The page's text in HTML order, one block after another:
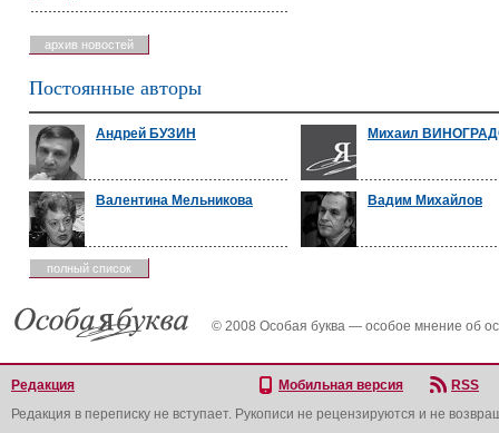
архив новостей
Постоянные авторы
Андрей БУЗИН Михаил
Валентина Мельникова Вадим Михайлов
полный список
© 2008 Особая буква — особое мнение об
Редакция Мобильная версия
RSS
Редакция в переписку не вступает. Рукописи не рецензируются и не